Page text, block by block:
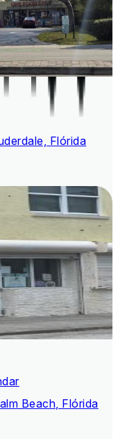
Flórida
Beach, Flórida